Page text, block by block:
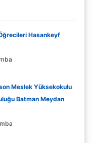
Hasankeyf
Meslek Yüksekokulu
Batman Meydan